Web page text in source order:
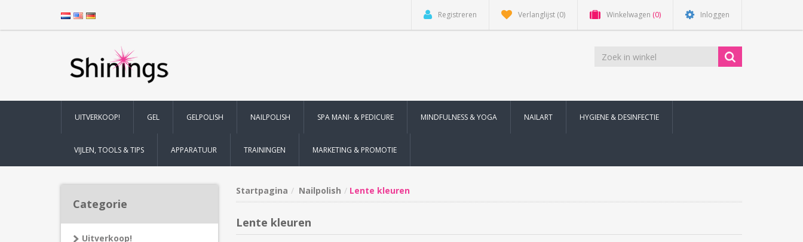
Registreren Verlanglijst (0) Winkelwagen (0) Inloggen
UITVERKOOP! GEL GELPOLISH NAILPOLISH SPA MANI- & PEDICURE MINDFULNESS & YOGA NAILART HYGIENE & DESINFECTIE
VIJLEN, TOOLS & TIPS APPARATUUR TRAININGEN MARKETING & PROMOTIE
Categorie
Uitverkoop!
Startpagina Nailpolish Lente kleuren
Lente kleuren